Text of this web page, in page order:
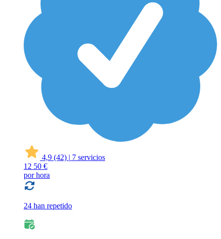
4,9 (42) | 7 servicios
12 50 €
por hora
24 han repetido